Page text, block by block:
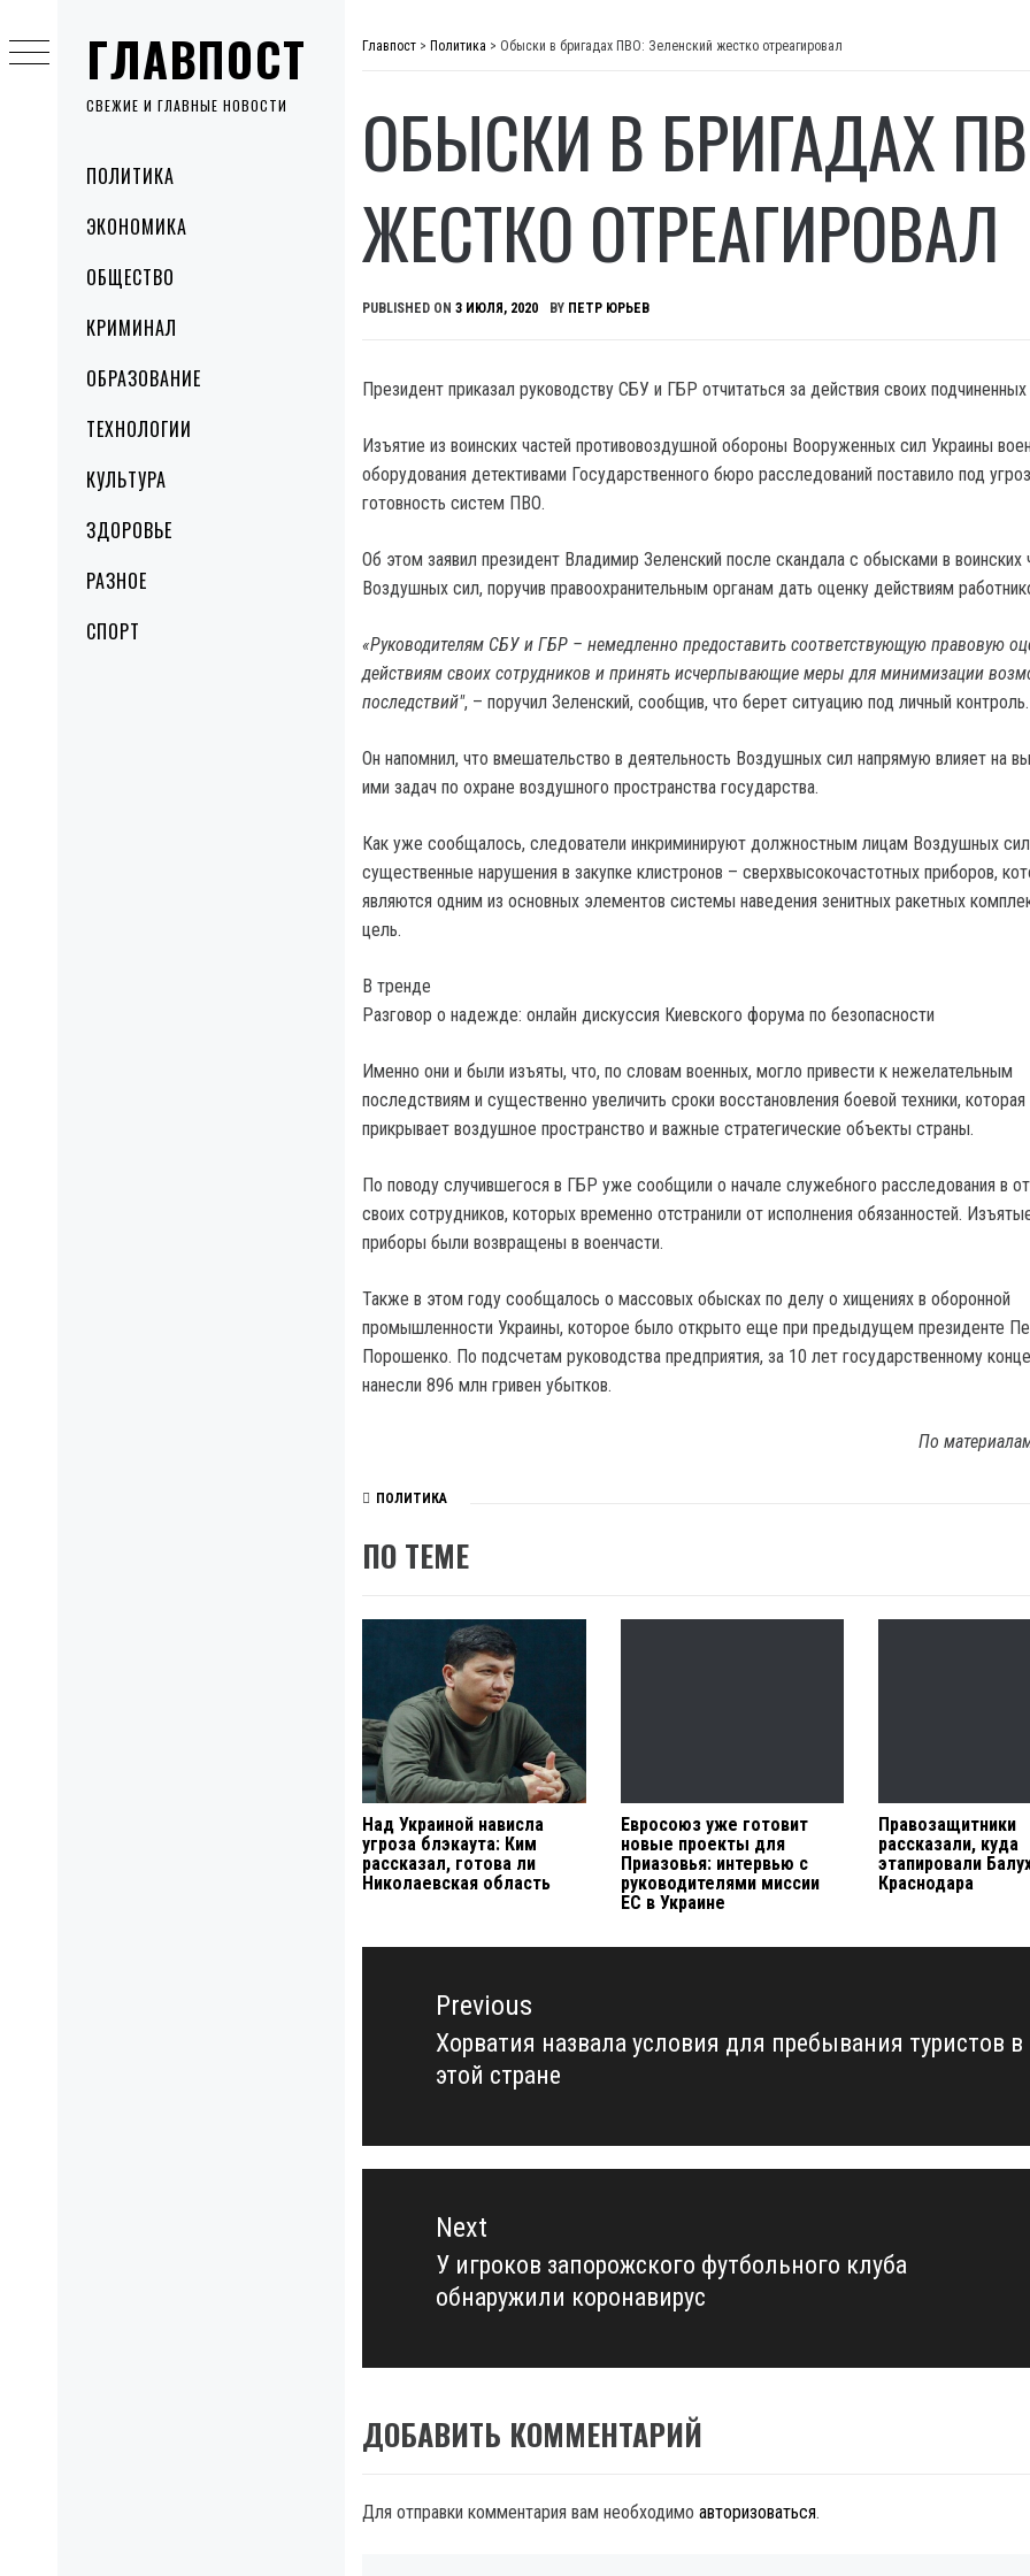
ГЛАВПОСТ
СВЕЖИЕ И ГЛАВНЫЕ НОВОСТИ
MenuПОЛИТИКА
ЭКОНОМИКА
ОБЩЕСТВО
КРИМИНАЛ
ОБРАЗОВАНИЕ
ТЕХНОЛОГИИ
КУЛЬТУРА
ЗДОРОВЬЕ
РАЗНОЕ
СПОРТ
to
content
Главпост > Политика > Обыски в бригадах ПВО: Зеленский жестко отреагировал
ОБЫСКИ В БРИГАДАХ
ЖЕСТКО ОТРЕАГИРОВАЛ
PUBLISHED ON 3 ИЮЛЯ, 2020 BY ПЕТР ЮРЬЕВ
Президент приказал руководству СБУ и ГБР отчитаться за действия своих подчиненных
Изъятие из воинских частей противовоздушной обороны Вооруженных сил Украины
оборудования детективами Государственного бюро расследований поставило под
готовность систем ПВО.
Об этом заявил президент Владимир Зеленский после скандала с обысками в воинских
Воздушных сил, поручив правоохранительным органам дать оценку действиям
«Руководителям СБУ и ГБР – немедленно предоставить соответствующую правовую
действиям своих сотрудников и принять исчерпывающие меры для минимизации
последствий", – поручил Зеленский, сообщив, что берет ситуацию под личный контроль.
Он напомнил, что вмешательство в деятельность Воздушных сил напрямую влияет на
ими задач по охране воздушного пространства государства.
Как уже сообщалось, следователи инкриминируют должностным лицам Воздушных сил
существенные нарушения в закупке клистронов – сверхвысокочастотных приборов,
являются одним из основных элементов системы наведения зенитных ракетных
цель.
В тренде
Разговор о надежде: онлайн дискуссия Киевского форума по безопасности
Именно они и были изъяты, что, по словам военных, могло привести к нежелательным
последствиям и существенно увеличить сроки восстановления боевой техники, которая
прикрывает воздушное пространство и важные стратегические объекты страны.
По поводу случившегося в ГБР уже сообщили о начале служебного расследования в
своих сотрудников, которых временно отстранили от исполнения обязанностей.
приборы были возвращены в военчасти.
Также в этом году сообщалось о массовых обысках по делу о хищениях в оборонной
промышленности Украины, которое было открыто еще при предыдущем президенте
Порошенко. По подсчетам руководства предприятия, за 10 лет государственному
нанесли 896 млн гривен убытков.
По
ПОЛИТИКА
ПО ТЕМЕ
Над Украиной нависла
угроза блэкаута: Ким
рассказал, готова ли
Николаевская область
Евросоюз уже готовит
новые проекты для
Приазовья: интервью с
руководителями миссии
ЕС в Украине
Правозащитники
рассказали, куда
этапировали
Краснодара
Навигация
записямPrevious
Previous
post:
Хорватия назвала условия для пребывания туристов в
этой стране
Next
Next
post:
У игроков запорожского футбольного клуба
обнаружили коронавирус
ДОБАВИТЬ КОММЕНТАРИЙ
Для отправки комментария вам необходимо авторизоваться.